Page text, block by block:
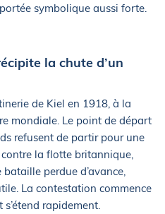
symbolique aussi forte.
la chute d’un
de Kiel en 1918, à la
mondiale. Le point de départ
refusent de partir pour une
la flotte britannique,
perdue d’avance,
La contestation commence
rapidement.